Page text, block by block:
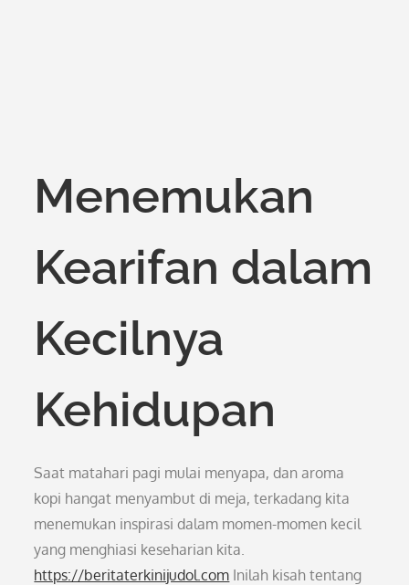
Menemukan
Kearifan dalam
Kecilnya
Kehidupan
Saat matahari pagi mulai menyapa, dan aroma
kopi hangat menyambut di meja, terkadang kita
menemukan inspirasi dalam momen-momen kecil
yang menghiasi keseharian kita.
https://beritaterkinijudol.com Inilah kisah tentang